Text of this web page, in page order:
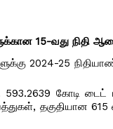
15-வது நிதி
2024-25
593.2639 கோடி
தகுதியான